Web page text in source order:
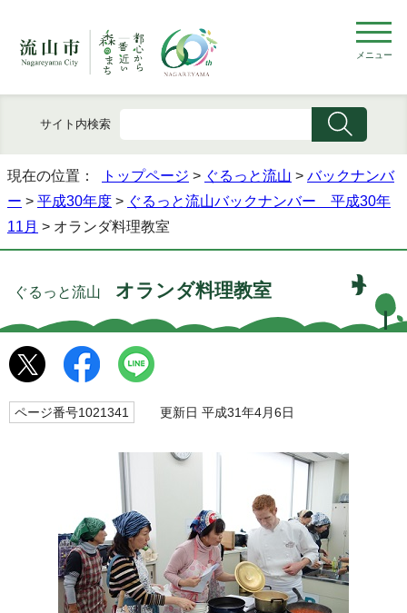
メニュー
サイト内検索
現在の位置： トップページ > ぐるっと流山 > バックナンバ
ー > 平成30年度 > ぐるっと流山バックナンバー 平成30年
11月 > オランダ料理教室
ぐるっと流山 オランダ料理教室
ページ番号1021341 更新日 平成31年4月6日